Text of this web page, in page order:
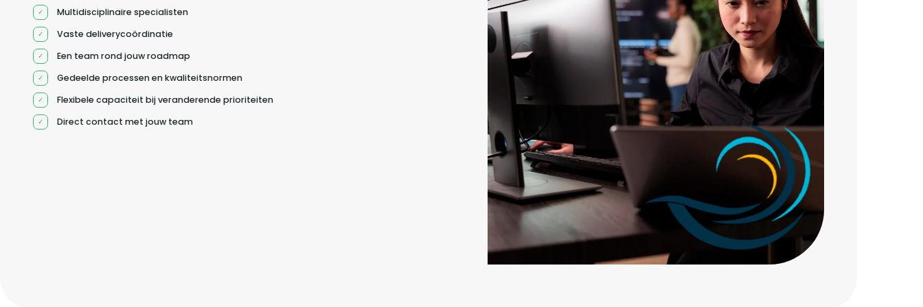
Multidisciplinaire specialisten
Vaste deliverycoördinatie
Een team rond jouw roadmap
Gedeelde processen en kwaliteitsnormen
Flexibele capaciteit bij veranderende prioriteiten
Direct contact met jouw team